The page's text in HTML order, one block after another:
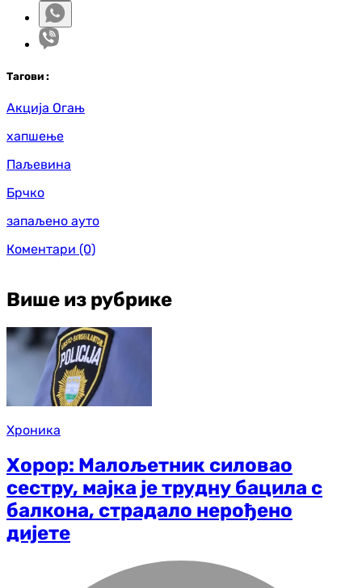
Тагови :
Акција Огањ
хапшење
Паљевина
Брчко
запаљено ауто
Коментари (0)
Више из рубрике
Хроника
Хорор: Малољетник силовао
сестру, мајка је трудну бацила с
балкона, страдало нерођено
дијете